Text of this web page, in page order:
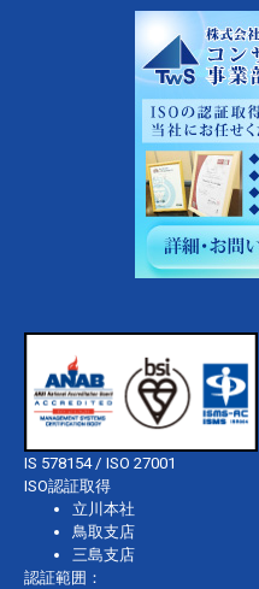
IS 578154 / ISO 27001
ISO認証取得
立川本社
鳥取支店
三島支店
認証範囲：